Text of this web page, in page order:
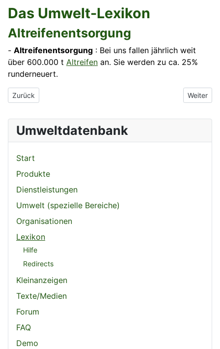
Das Umwelt-Lexikon
Altreifenentsorgung
- Altreifenentsorgung : Bei uns fallen jährlich weit
über 600.000 t Altreifen an. Sie werden zu ca. 25%
runderneuert.
Vorheriger Beitrag: Altreifen
Zurück Nächster
Weiter
Umweltdatenbank
Start
Produkte
Dienstleistungen
Umwelt (spezielle Bereiche)
Organisationen
Lexikon
Hilfe
Redirects
Kleinanzeigen
Texte/Medien
Forum
FAQ
Demo